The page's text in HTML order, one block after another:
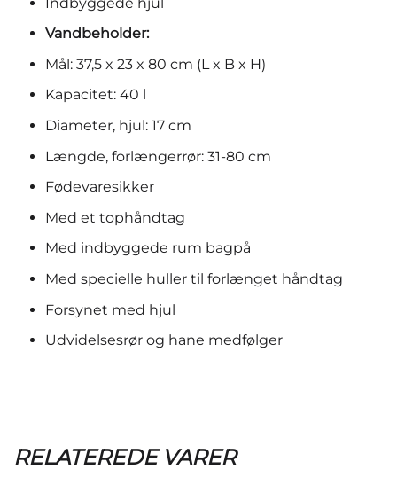
Vandbeholder:
Mål: 37,5 x 23 x 80 cm (L x B x H)
Kapacitet: 40 l
Diameter, hjul: 17 cm
Længde, forlængerrør: 31-80 cm
Fødevaresikker
Med et tophåndtag
Med indbyggede rum bagpå
Med specielle huller til forlænget håndtag
Forsynet med hjul
Udvidelsesrør og hane medfølger
RELATEREDE VARER